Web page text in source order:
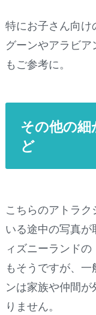
特にお子さん向け
グーンやアラビ
もご参考に。
その他の
ど
こちらのアトラ
いる途中の写真
ィズニーランドの
もそうですが、
ンは家族や仲間
りません。